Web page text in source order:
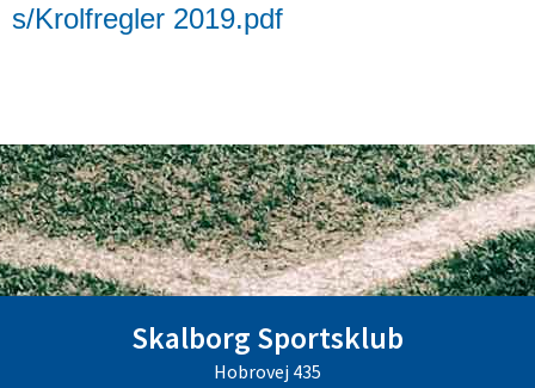
s/Krolfregler 2019.pdf
Skalborg Sportsklub
Hobrovej 435